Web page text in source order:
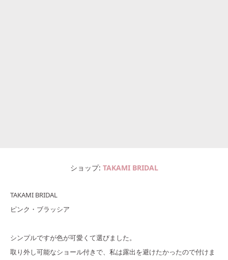
ショップ TAKAMI BRIDAL
TAKAMI BRIDAL
ピンク・ブラッシア
シンプルですが色が可愛くて選びました。
取り外し可能なショール付きで、私は露出を避けたかったので付けま